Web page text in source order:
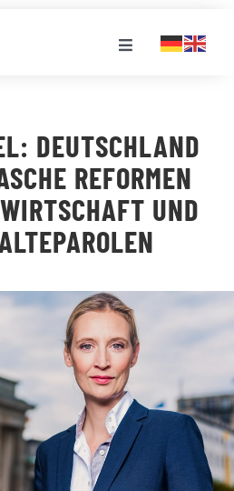
Toggle
DEUTSCHLAND
REFORMEN
UND